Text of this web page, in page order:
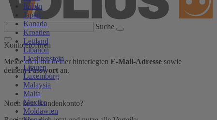
Italien
Japan
Kanada
Kroatien
Lettland
Libanon
Liechtenstein
Litauen
Luxemburg
Malaysia
Malta
Mexiko
Moldawien
Suche
Konto eröffnen
Melde dich mit deiner hinterlegten E-Mail-Adresse sowie
deinemPasswort an.
Noch kein Kundenkonto?